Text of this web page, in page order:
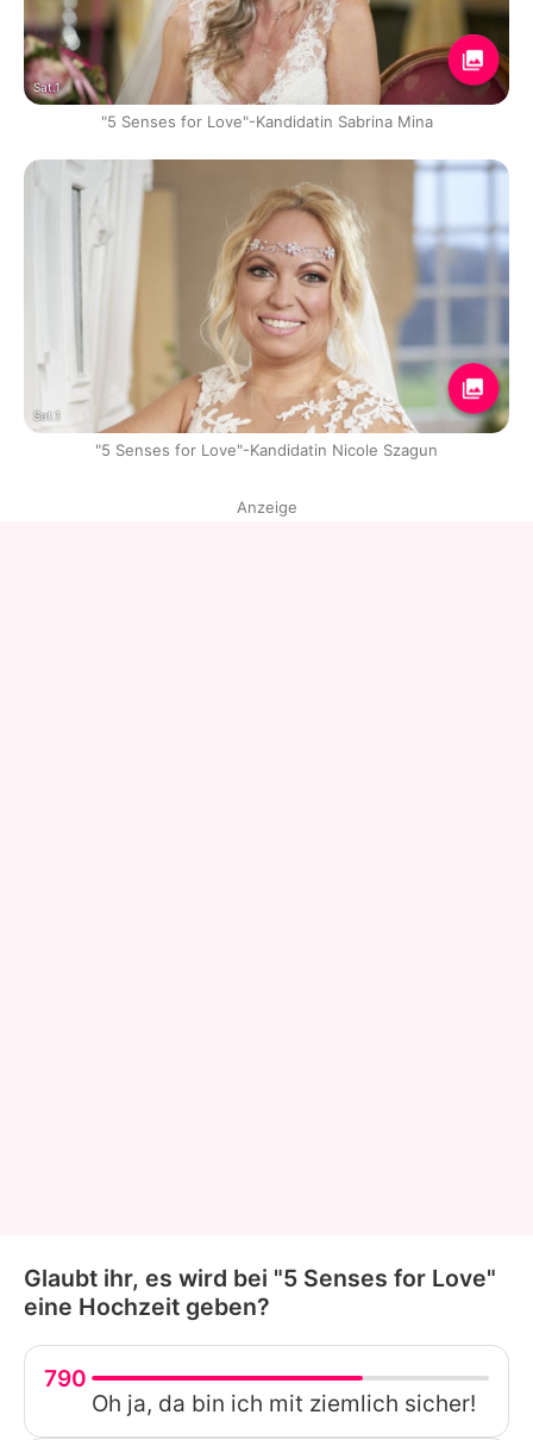
Sat.1
"5 Senses for Love"-Kandidatin Sabrina Mina
Sat.1
"5 Senses for Love"-Kandidatin Nicole Szagun
Anzeige
Glaubt ihr, es wird bei "5 Senses for Love"
eine Hochzeit geben?
790
Oh ja, da bin ich mit ziemlich sicher!